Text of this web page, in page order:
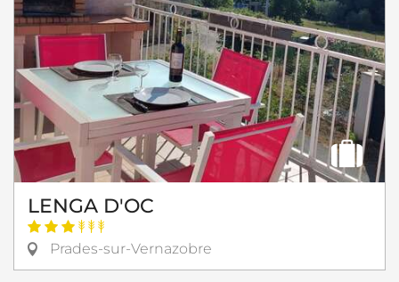
LENGA D'OC
Prades-sur-Vernazobre